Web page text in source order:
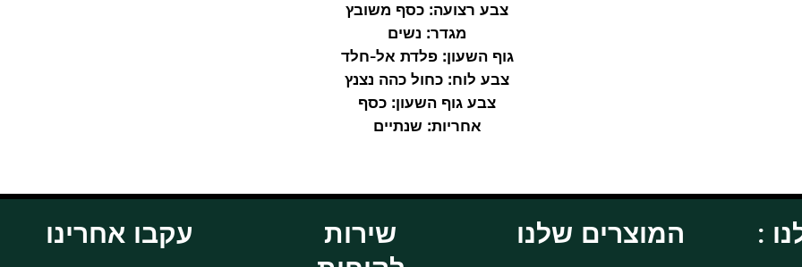
צבע רצועה: כסף משובץ
מגדר: נשים
גוף השעון:פלדת אל-חלד
צבע לוח: כחול כהה נצנץ
צבע גוף השעון: כסף
אחריות: שנתיים
עקבו אחרינו
שירות
המוצרים שלנו